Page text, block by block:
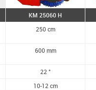
KM 25060 H
250 cm
600 mm
22 °
10-12 cm